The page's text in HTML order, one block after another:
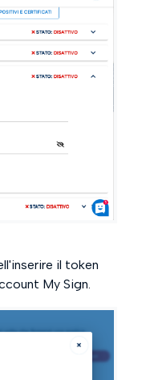
il token
My Sign.